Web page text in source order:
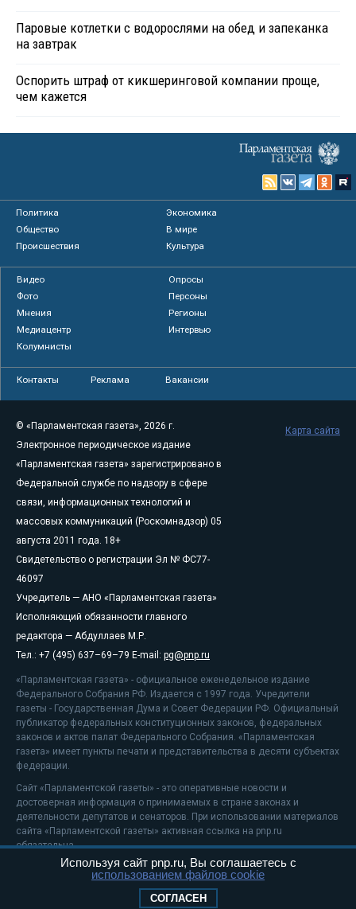
Паровые котлетки с водорослями на обед и запеканка
на завтрак
Оспорить штраф от кикшеринговой компании проще,
чем кажется
Политика
Экономика
Общество
В мире
Происшествия
Культура
Видео
Опросы
Фото
Персоны
Мнения
Регионы
Медиацентр
Интервью
Колумнисты
Контакты Реклама Вакансии
© «Парламентская газета», 2026 г.
Электронное периодическое издание
«Парламентская газета» зарегистрировано в
Федеральной службе по надзору в сфере
связи, информационных технологий и
массовых коммуникаций (Роскомнадзор) 05
августа 2011 года. 18+
Свидетельство о регистрации Эл № ФС77-
46097
Учредитель — АНО «Парламентская газета»
Исполняющий обязанности главного
редактора — Абдуллаев М.Р.
Тел.: +7 (495) 637–69–79 E-mail: pg@pnp.ru
«Парламентская газета» - официальное еженедельное издание
Федерального Собрания РФ. Издается с 1997 года. Учредители
газеты - Государственная Дума и Совет Федерации РФ. Официальный
публикатор федеральных конституционных законов, федеральных
законов и актов палат Федерального Собрания. «Парламентская
газета» имеет пункты печати и представительства в десяти субъектах
федерации.
Сайт «Парламентской газеты» - это оперативные новости и
достоверная информация о принимаемых в стране законах и
деятельности депутатов и сенаторов. При использовании материалов
сайта «Парламентской газеты» активная ссылка на pnp.ru
обязательна.
На информационном ресурсе применяютсярекомендательные
Положение о защите персональных данных
Карта сайта
Используя сайт pnp.ru, Вы соглашаетесь с
использованием файлов cookie
СОГЛАСЕН